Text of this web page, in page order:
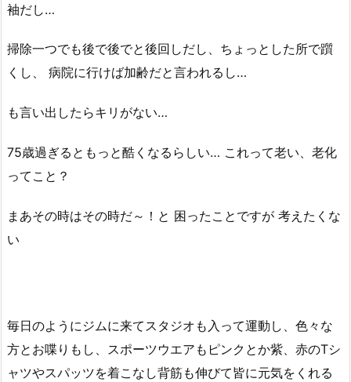
袖だし…
掃除一つでも後で後でと後回しだし、ちょっとした所で躓
くし、 病院に行けば加齢だと言われるし…
も言い出したらキリがない…
75歳過ぎるともっと酷くなるらしい… これって老い、老化
ってこと？
まあその時はその時だ～！と 困ったことですが 考えたくな
い
毎日のようにジムに来てスタジオも入って運動し、色々な
方とお喋りもし、スポーツウエアもピンクとか紫、赤のTシ
ャツやスパッツを着こなし背筋も伸びて皆に元気をくれる